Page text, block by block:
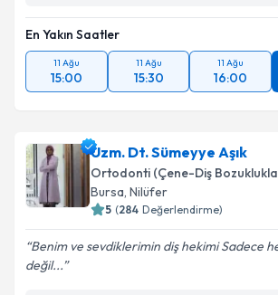
En Yakın Saatler
11 Ağu
15:00
11 Ağu
15:30
11 Ağu
16:00
Uzm. Dt. Sümeyye Aşık
Ortodonti (Çene-Diş
Bursa, Nilüfer
5 (284 Değerlendirme)
Benim ve sevdiklerimin diş hekimi Sadece
değil...